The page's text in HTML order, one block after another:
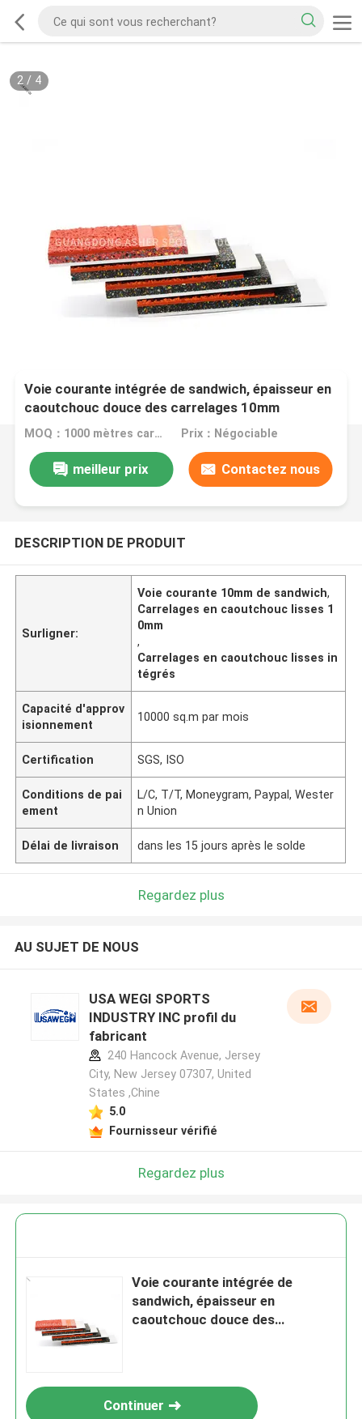
2/ 4
Voie courante intégrée de sandwich, épaisseur en
caoutchouc douce des carrelages 10mm
MOQ：1000 mètres carrés Prix：Négociable
meilleur prix Contactez nous
DESCRIPTION DE PRODUIT
Surligner:
Voie courante 10mm de sandwich,
Carrelages en caoutchouc lisses 1
0mm
,
Carrelages en caoutchouc lisses in
tégrés
Capacité d'approv
isionnement
10000 sq.m par mois
Certification SGS, ISO
Conditions de pai
ement
L/C, T/T, Moneygram, Paypal, Wester
n Union
Délai de livraison dans les 15 jours après le solde
Regardez plus
AU SUJET DE NOUS
USA WEGI SPORTS
INDUSTRY INC profil du
fabricant
240 Hancock Avenue, Jersey
City, New Jersey 07307, United
States ,Chine
5.0
Fournisseur vérifié
Regardez plus
Voie courante intégrée de
sandwich, épaisseur en
caoutchouc douce des
Continuer